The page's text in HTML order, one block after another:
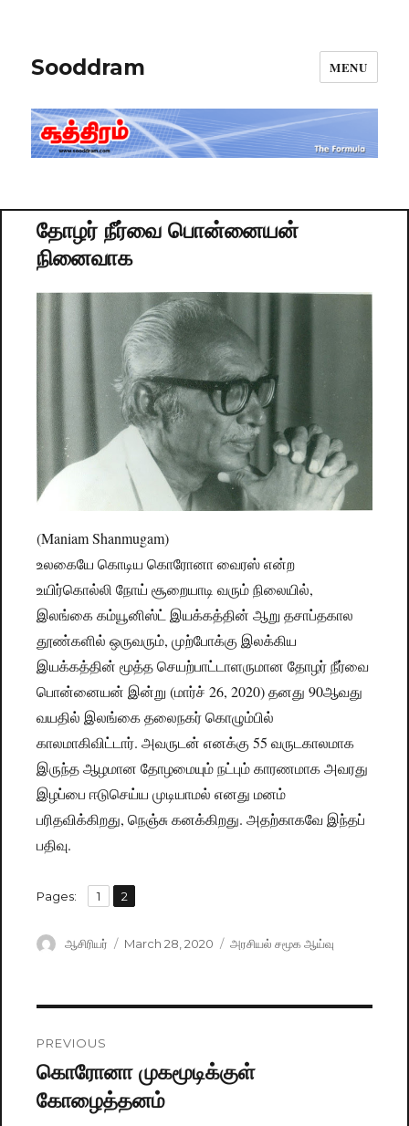
Sooddram MENU
தோழர் நீர்வை பொன்னையன்
நினைவாக
(Maniam Shanmugam)
உலகையே கொடிய கொரோனா வைரஸ் என்ற
உயிர்கொல்லி நோய் சூறையாடி வரும் நிலையில்,
இலங்கை கம்யூனிஸ்ட் இயக்கத்தின் ஆறு தசாப்தகால
தூண்களில் ஒருவரும், முற்போக்கு இலக்கிய
இயக்கத்தின் மூத்த செயற்பாட்டாளருமான தோழர் நீர்வை
பொன்னையன் இன்று (மார்ச் 26, 2020) தனது 90ஆவது
வயதில் இலங்கை தலைநகர் கொழும்பில்
காலமாகிவிட்டார். அவருடன் எனக்கு 55 வருடகாலமாக
இருந்த ஆழமான தோழமையும் நட்பும் காரணமாக அவரது
இழப்பை ஈடுசெய்ய முடியாமல் எனது மனம்
பரிதவிக்கிறது, நெஞ்சு கனக்கிறது. அதற்காகவே இந்தப்
பதிவு.
Pages: Page
1 ,
Page
2
Author
ஆசிரியர்
Posted
March 28, 2020 Categories
அரசியல் சமூக ஆய்வு
navigation
PREVIOUS
Previous
post:
கொரோனா முகமூடிக்குள்
கோழைத்தனம்